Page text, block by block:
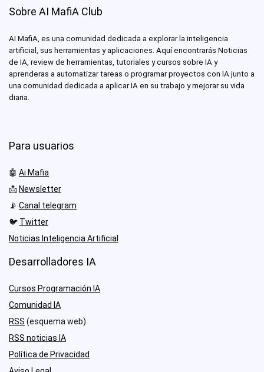
Sobre AI MafiA Club
AI MafiA, es una comunidad dedicada a explorar la inteligencia
artificial, sus herramientas y aplicaciones. Aquí encontrarás Noticias
de IA, review de herramientas, tutoriales y cursos sobre IA y
aprenderas a automatizar tareas o programar proyectos con IA junto a
una comunidad dedicada a aplicar IA en su trabajo y mejorar su vida
diaria.
Para usuarios
🤖 Ai Mafia
📩 Newsletter
📡 Canal telegram
🐦 Twitter
Noticias Inteligencia Artificial
Desarrolladores IA
Cursos Programación IA
Comunidad IA
RSS (esquema web)
RSS noticias IA
Política de Privacidad